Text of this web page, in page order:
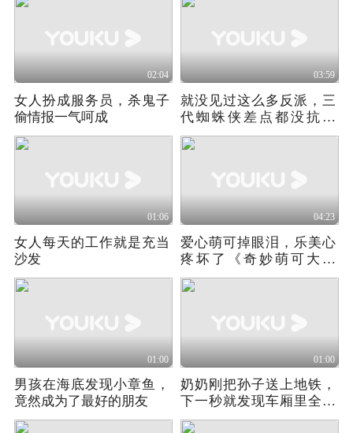
02:04
女人扮成服务员，杀鬼子
偷情报一气呵成
03:59
就没见过这么多反派，三
代蜘蛛侠差点都没抗住
（7）
01:06
女人每天的工作就是充当
沙发
04:23
爱心萌可掉眼泪，乐美心
疼坏了《奇妙萌可大电
影》
01:00
男孩在海底发现小章鱼，
竟然成为了最好的朋友
01:00
奶奶刚把孙子送上地铁，
下一秒就发现车厢里全都
是丧尸